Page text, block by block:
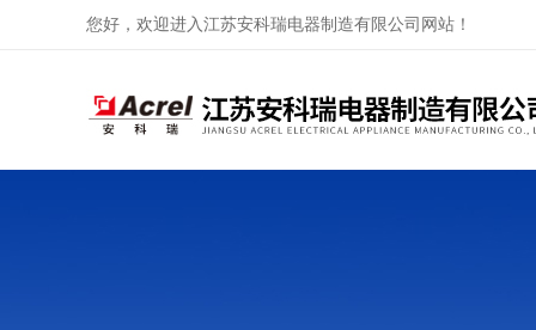
您好，欢迎进入江苏安科瑞电器制造有限公司网站！